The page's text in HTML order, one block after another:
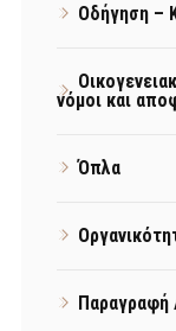
Οδήγηση –
νόμοι και
Όπλα
Παραγραφή